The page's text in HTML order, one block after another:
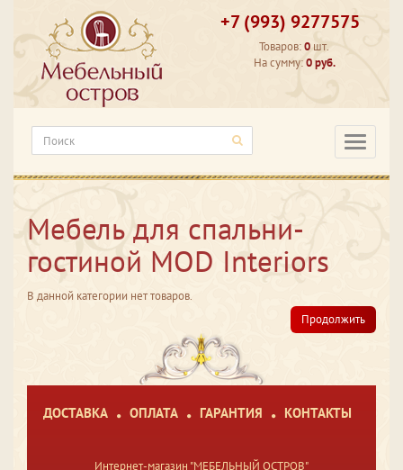
+7 (993) 9277575
Товаров:0 шт.
На сумму:0 руб.
Мебель для спальни-
гостиной MOD Interiors
В данной категории нет товаров.
Продолжить
ДОСТАВКА ОПЛАТА ГАРАНТИЯ КОНТАКТЫ
Интернет-магазин "МЕБЕЛЬНЫЙ ОСТРОВ"